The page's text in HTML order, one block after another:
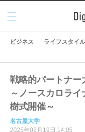
メニ
ュー
ビジネス ライフスタイル
戦略的パートナ
～ノースカロラ
樹式開催～
名古屋大学
2025年02月19日 14:05